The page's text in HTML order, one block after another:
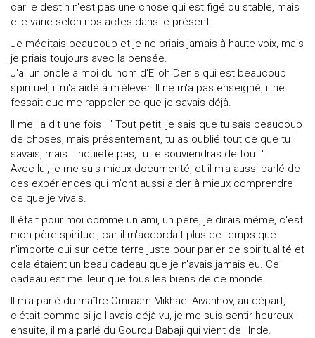
car le destin n'est pas une chose qui est figé ou stable, mais
elle varie selon nos actes dans le présent.
Je méditais beaucoup et je ne priais jamais à haute voix, mais
je priais toujours avec la pensée.
J'ai un oncle à moi du nom d'Elloh Denis qui est beaucoup
spirituel, il m'a aidé à m'élever. Il ne m'a pas enseigné, il ne
fessait que me rappeler ce que je savais déjà.
Il me l'a dit une fois : " Tout petit, je sais que tu sais beaucoup
de choses, mais présentement, tu as oublié tout ce que tu
savais, mais t'inquiète pas, tu te souviendras de tout ".
Avec lui, je me suis mieux documenté, et il m'a aussi parlé de
ces expériences qui m'ont aussi aider à mieux comprendre
ce que je vivais.
Il était pour moi comme un ami, un père, je dirais même, c'est
mon père spirituel, car il m'accordait plus de temps que
n'importe qui sur cette terre juste pour parler de spiritualité et
cela étaient un beau cadeau que je n'avais jamais eu. Ce
cadeau est meilleur que tous les biens de ce monde.
Il m'a parlé du maître Omraam Mikhaël Aïvanhov, au départ,
c'était comme si je l'avais déjà vu, je me suis sentir heureux
ensuite, il m'a parlé du Gourou Babaji qui vient de l'Inde.